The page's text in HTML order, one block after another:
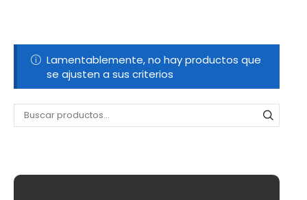
Lamentablemente, no hay productos que
se ajusten a sus criterios